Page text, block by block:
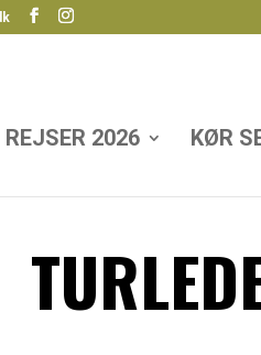
REJSER 2026 KØR